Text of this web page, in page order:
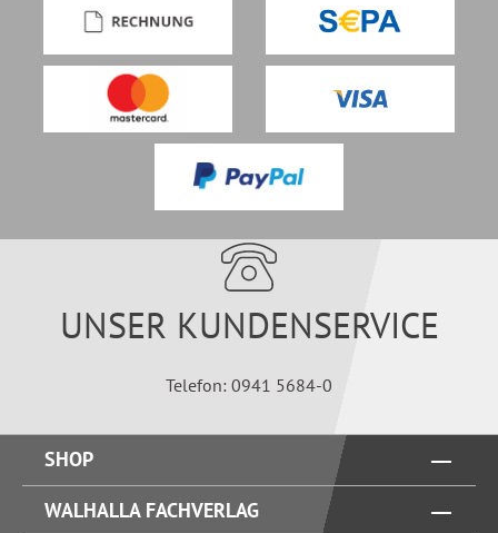
UNSER KUNDENSERVICE
Telefon: 0941 5684-0
SHOP
WALHALLA FACHVERLAG